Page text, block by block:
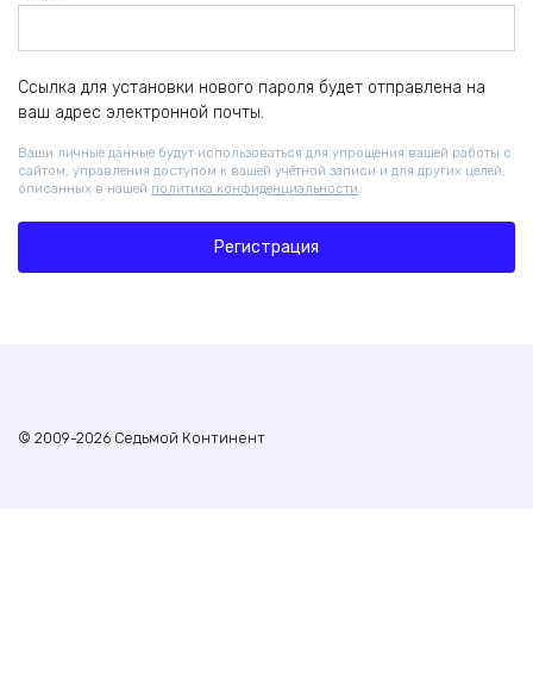
Ссылка для установки нового пароля будет отправлена ​​на
ваш адрес электронной почты.
Ваши личные данные будут использоваться для упрощения вашей работы с
сайтом, управления доступом к вашей учётной записи и для других целей,
описанных в нашей политика конфиденциальности.
Регистрация
© 2009-2026 Седьмой Континент